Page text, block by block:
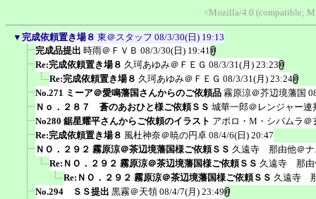
<Mozilla/4.0 (compatible;
▼ 完成依頼置き場８ 東＠スタッフ 08/3/30(日) 19:13
完成品提出 時雨＠ＦＶＢ 08/3/30(日) 19:41
Re:完成依頼置き場８ 久珂あゆみ＠ＦＥＧ 08/3/31(月) 23:23
Re:完成依頼置き場８ 久珂あゆみ＠ＦＥＧ 08/3/31(月) 23:24
No.271 ミーア＠愛鳴藩国さんからのご依頼品 霧原涼＠芥辺境藩国
Ｎｏ．２８７ 蒼のあおひと様ご依頼ＳＳ 城華一郎＠レンジャー連
No280 鋸星耀平さんからご依頼のイラスト アポロ・M・シバムラ＠
Re:完成依頼置き場８ 風杜神奈＠暁の円卓 08/4/6(日) 20:47
ＮＯ．２９２ 霧原涼＠茶辺境藩国様ご依頼ＳＳ 久遠寺 那由他＠ナ
Re:ＮＯ．２９２ 霧原涼＠茶辺境藩国様ご依頼ＳＳ 久遠寺 那由
Re:ＮＯ．２９２ 霧原涼＠茶辺境藩国様ご依頼ＳＳ 久遠寺
No.294 ＳＳ提出 黒霧＠天領 08/4/7(月) 23:49